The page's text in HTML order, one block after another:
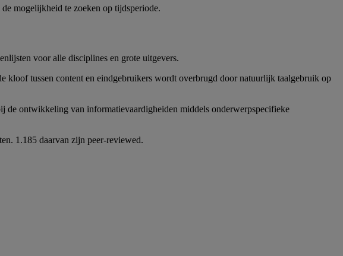
mogelijkheid te zoeken op tijdsperiode.
voor alle disciplines en grote uitgevers.
kloof tussen content en eindgebruikers wordt overbrugd door natuurlijk taalgebruik op
de ontwikkeling van informatievaardigheiden middels onderwerpspecifieke
1.185 daarvan zijn peer-reviewed.